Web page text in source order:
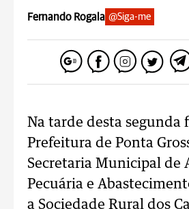
Fernando Rogala @Siga-me
Na tarde desta segunda
Prefeitura de Ponta
Secretaria Municipal de
Pecuária e
a Sociedade Rural dos